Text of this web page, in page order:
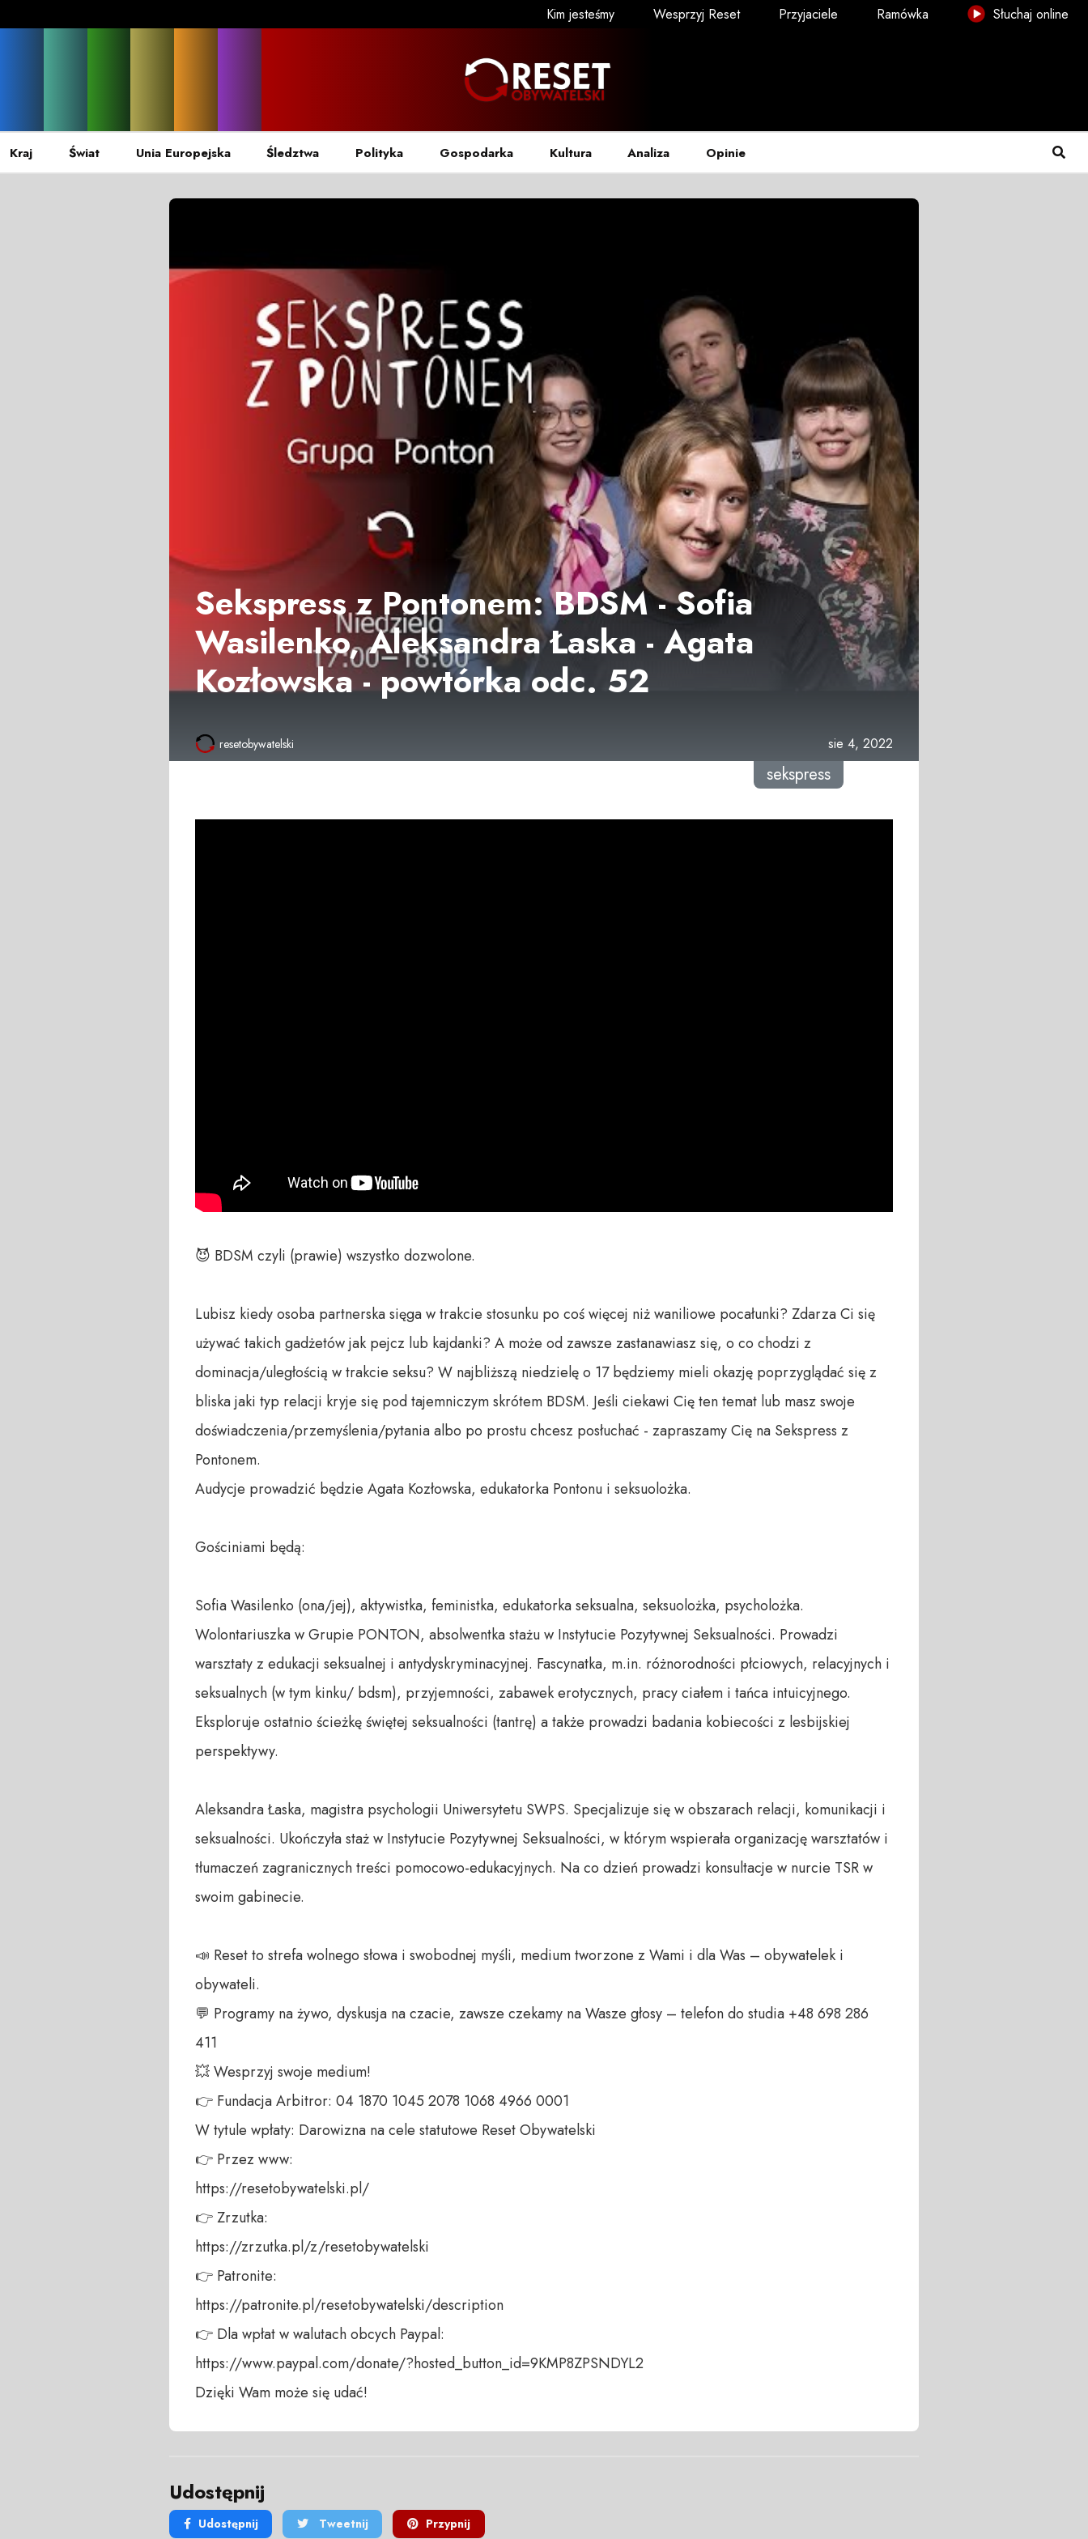
Kim jesteśmy Wesprzyj Reset Przyjaciele Ramówka Słuchaj online
Kraj Świat Unia Europejska Śledztwa Polityka Gospodarka Kultura Analiza Opinie
Sekspress z Pontonem: BDSM - Sofia
Wasilenko, Aleksandra Łaska - Agata
Kozłowska - powtórka odc. 52
resetobywatelski sie 4, 2022
sekspress
😈 BDSM czyli (prawie) wszystko dozwolone.
Lubisz kiedy osoba partnerska sięga w trakcie stosunku po coś więcej niż waniliowe pocałunki? Zdarza Ci się
używać takich gadżetów jak pejcz lub kajdanki? A może od zawsze zastanawiasz się, o co chodzi z
dominacja/uległością w trakcie seksu? W najbliższą niedzielę o 17 będziemy mieli okazję poprzyglądać się z
bliska jaki typ relacji kryje się pod tajemniczym skrótem BDSM. Jeśli ciekawi Cię ten temat lub masz swoje
doświadczenia/przemyślenia/pytania albo po prostu chcesz posłuchać - zapraszamy Cię na Sekspress z
Pontonem.
Audycje prowadzić będzie Agata Kozłowska, edukatorka Pontonu i seksuolożka.
Gościniami będą:
Sofia Wasilenko (ona/jej), aktywistka, feministka, edukatorka seksualna, seksuolożka, psycholożka.
Wolontariuszka w Grupie PONTON, absolwentka stażu w Instytucie Pozytywnej Seksualności. Prowadzi
warsztaty z edukacji seksualnej i antydyskryminacyjnej. Fascynatka, m.in. różnorodności płciowych, relacyjnych i
seksualnych (w tym kinku/ bdsm), przyjemności, zabawek erotycznych, pracy ciałem i tańca intuicyjnego.
Eksploruje ostatnio ścieżkę świętej seksualności (tantrę) a także prowadzi badania kobiecości z lesbijskiej
perspektywy.
Aleksandra Łaska, magistra psychologii Uniwersytetu SWPS. Specjalizuje się w obszarach relacji, komunikacji i
seksualności. Ukończyła staż w Instytucie Pozytywnej Seksualności, w którym wspierała organizację warsztatów i
tłumaczeń zagranicznych treści pomocowo-edukacyjnych. Na co dzień prowadzi konsultacje w nurcie TSR w
swoim gabinecie.
📣 Reset to strefa wolnego słowa i swobodnej myśli, medium tworzone z Wami i dla Was – obywatelek i
obywateli.
💬 Programy na żywo, dyskusja na czacie, zawsze czekamy na Wasze głosy – telefon do studia +48 698 286
411
💥 Wesprzyj swoje medium!
👉 Fundacja Arbitror: 04 1870 1045 2078 1068 4966 0001
W tytule wpłaty: Darowizna na cele statutowe Reset Obywatelski
👉 Przez www:
https://resetobywatelski.pl/
👉 Zrzutka:
https://zrzutka.pl/z/resetobywatelski
👉 Patronite:
https://patronite.pl/resetobywatelski/description
👉 Dla wpłat w walutach obcych Paypal:
https://www.paypal.com/donate/?hosted_button_id=9KMP8ZPSNDYL2
Dzięki Wam może się udać!
Udostępnij
Udostępnij Tweetnij Przypnij